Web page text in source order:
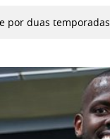
por duas temporadas